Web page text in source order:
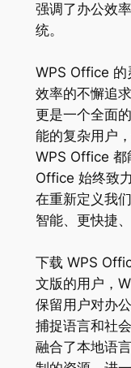
强调了办公效
统。
WPS Office 的
效率的不懈追
更是一个全面
能的复杂用户
WPS Office 都
Office 始终致
在重新定义我
智能、更快捷、
下载 WPS
文版的用户，
保留用户对办
捕捉语言和社
融合了本地语